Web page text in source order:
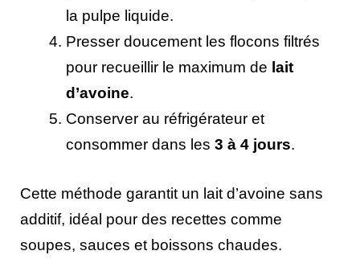
la pulpe liquide.
Presser doucement les flocons filtrés
pour recueillir le maximum de lait
d’avoine.
Conserver au réfrigérateur et
consommer dans les 3 à 4 jours.
Cette méthode garantit un lait d’avoine sans
additif, idéal pour des recettes comme
soupes, sauces et boissons chaudes.